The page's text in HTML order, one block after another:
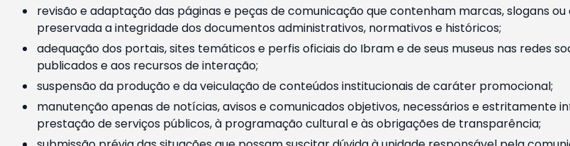
revisão e adaptação das páginas e peças de comunicação que contenham marcas, slogans
preservada a integridade dos documentos administrativos, normativos e históricos;
adequação dos portais, sites temáticos e perfis oficiais do Ibram e de seus museus nas redes
publicados e aos recursos de interação;
suspensão da produção e da veiculação de conteúdos institucionais de caráter promocional;
manutenção apenas de notícias, avisos e comunicados objetivos, necessários e estritamente
prestação de serviços públicos, à programação cultural e às obrigações de transparência;